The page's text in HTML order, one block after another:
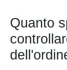
Quanto